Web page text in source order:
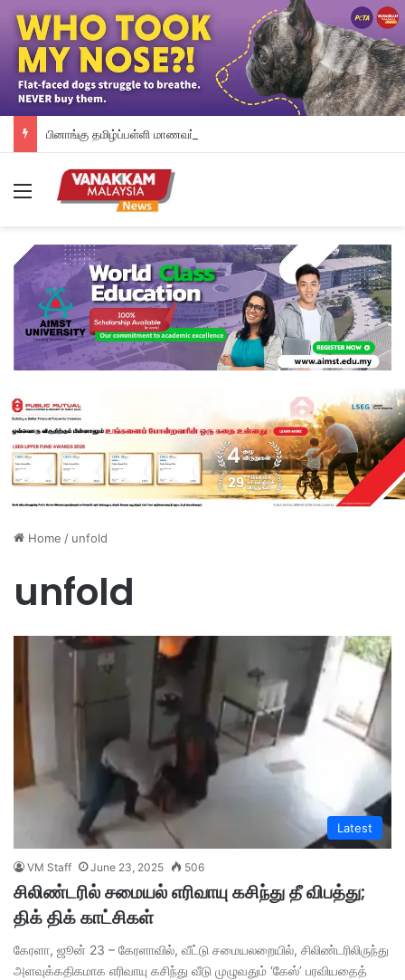
Menu
Home / unfold
unfold
Latest
VM Staff June 23, 2025 506
சிலிண்டரில் சமையல் எரிவாயு கசிந்து தீ விபத்து;
திக் திக் காட்சிகள்
கேரளா, ஜூன் 23 – கேரளாவில், வீட்டு சமையலறையில், சிலிண்டரிலிருந்து
அளவுக்கதிகமாக எரிவாயு கசிந்து வீடு முழுவதும் ‘கேஸ்’ பரவியதைத்